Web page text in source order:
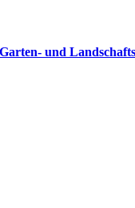
Garten- und